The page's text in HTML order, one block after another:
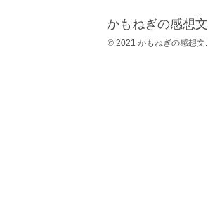
かもねぎの感想文
© 2021 かもねぎの感想文.